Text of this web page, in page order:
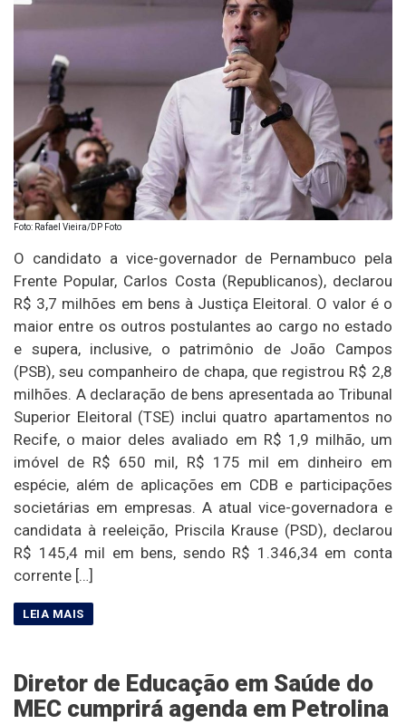
Foto: Rafael Vieira/DP Foto
O candidato a vice-governador de Pernambuco pela
Frente Popular, Carlos Costa (Republicanos), declarou
R$ 3,7 milhões em bens à Justiça Eleitoral. O valor é o
maior entre os outros postulantes ao cargo no estado
e supera, inclusive, o patrimônio de João Campos
(PSB), seu companheiro de chapa, que registrou R$ 2,8
milhões. A declaração de bens apresentada ao Tribunal
Superior Eleitoral (TSE) inclui quatro apartamentos no
Recife, o maior deles avaliado em R$ 1,9 milhão, um
imóvel de R$ 650 mil, R$ 175 mil em dinheiro em
espécie, além de aplicações em CDB e participações
societárias em empresas. A atual vice-governadora e
candidata à reeleição, Priscila Krause (PSD), declarou
R$ 145,4 mil em bens, sendo R$ 1.346,34 em conta
corrente […]
Diretor de Educação em Saúde do
MEC cumprirá agenda em Petrolina